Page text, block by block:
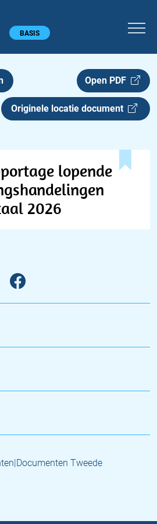
BASIS
Open PDF
Originele locatie document
lopende
2026
Tweede